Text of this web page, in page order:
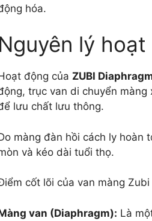
hóa.
Nguyên lý
động của ZUBI
trục van di chuyển
lưu chất lưu thông.
màng đàn hồi cách ly hoàn
và kéo dài tuổi thọ.
cốt lõi của van màng
van (Diaphragm): Là